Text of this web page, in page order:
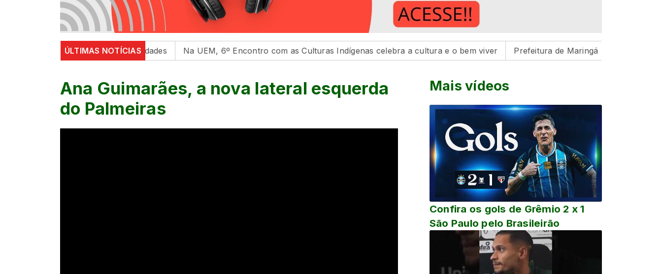
ÚLTIMAS NOTÍCIAS
mental em universidades Na UEM, 6º Encontro com as Culturas Indígenas celebra a cultura e o bem viver Prefeitura de Maringá realiza três feiras de
Ana Guimarães, a nova lateral esquerda
do Palmeiras
Mais vídeos
Confira os gols de Grêmio 2 x 1
São Paulo pelo Brasileirão